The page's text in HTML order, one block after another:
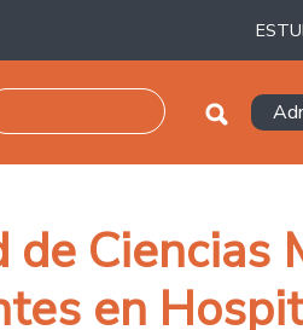
de Ciencias
en